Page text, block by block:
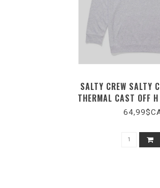
SALTY CREW SALTY
THERMAL CAST OFF